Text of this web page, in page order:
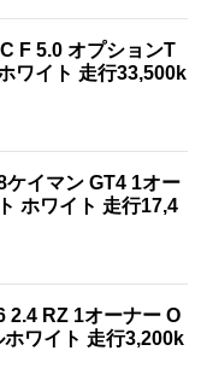
F 5.0 オプションT
ワイト 走行33,500k
ケイマン GT4 1オー
ホワイト 走行17,4
2.4 RZ 1オーナー O
ワイト 走行3,200k